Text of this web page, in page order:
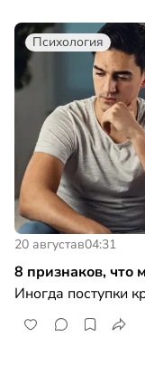
Психология
20 августав04:31
8 признаков, что
Иногда поступки